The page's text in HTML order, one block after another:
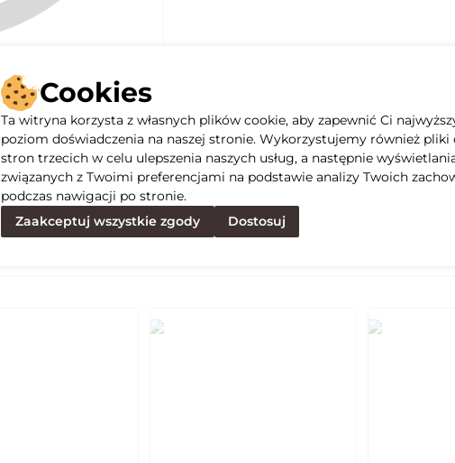
Cookies
Ta witryna korzysta z własnych plików cookie, aby zapewnić Ci
poziom doświadczenia na naszej stronie. Wykorzystujemy również pliki
stron trzecich w celu ulepszenia naszych usług, a następnie
związanych z Twoimi preferencjami na podstawie analizy Twoich
podczas nawigacji po stronie.
Zaakceptuj wszystkie zgody
Dostosuj